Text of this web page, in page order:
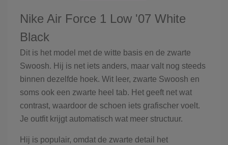
Nike Air Force 1 Low '07 White
Black
Dit is het model met de witte basis en de zwarte
Swoosh. Hij is net iets anders, maar valt nog steeds
binnen dezelfde hoek. Wit leer, zwarte Swoosh en
soms ook een zwarte heel tab. Het geeft net wat
contrast, waardoor de schoen iets grafischer voelt.
Je outfit krijgt automatisch wat meer structuur.
Hij is populair, omdat de zwarte detail het